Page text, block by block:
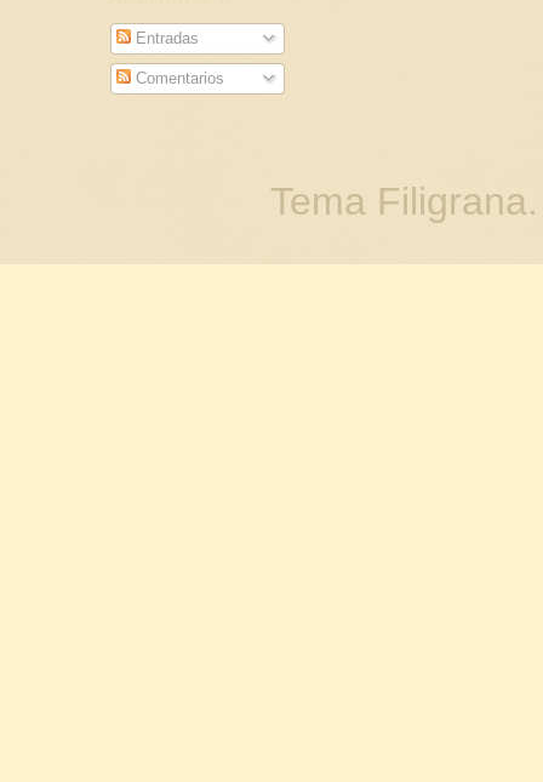
Entradas
Comentarios
Tema